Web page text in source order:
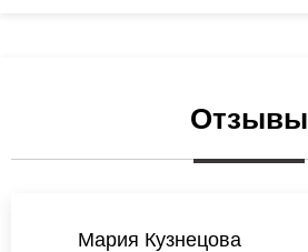
Отзывы
Татьяна Новикова